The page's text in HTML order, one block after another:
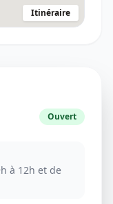
Itinéraire
Ouvert
à 12h et de